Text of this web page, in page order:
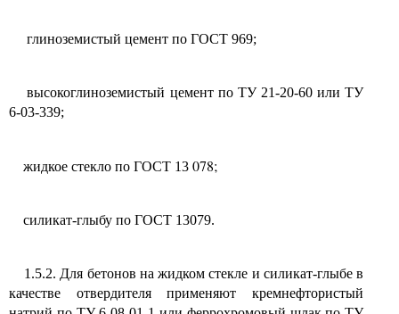
глиноземистый цемент по ГОСТ 969;
высокоглиноземистый цемент по ТУ 21-20-60 или ТУ
6-03-339;
жидкое стекло по ГОСТ 13 078;
силикат-глыбу по ГОСТ 13079.
1.5.2. Для бетонов на жидком стекле и силикат-глыбе в
качестве отвердителя применяют кремнефтористый